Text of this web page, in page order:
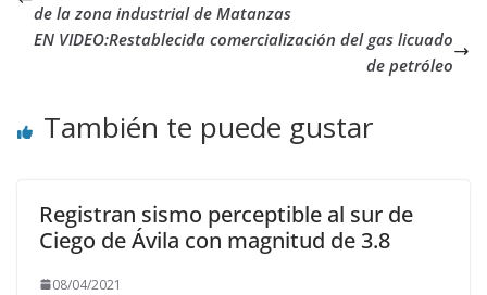
de la zona industrial de Matanzas
EN VIDEO:Restablecida comercialización del gas licuado
de petróleo
También te puede gustar
Registran sismo perceptible al sur de
Ciego de Ávila con magnitud de 3.8
08/04/2021